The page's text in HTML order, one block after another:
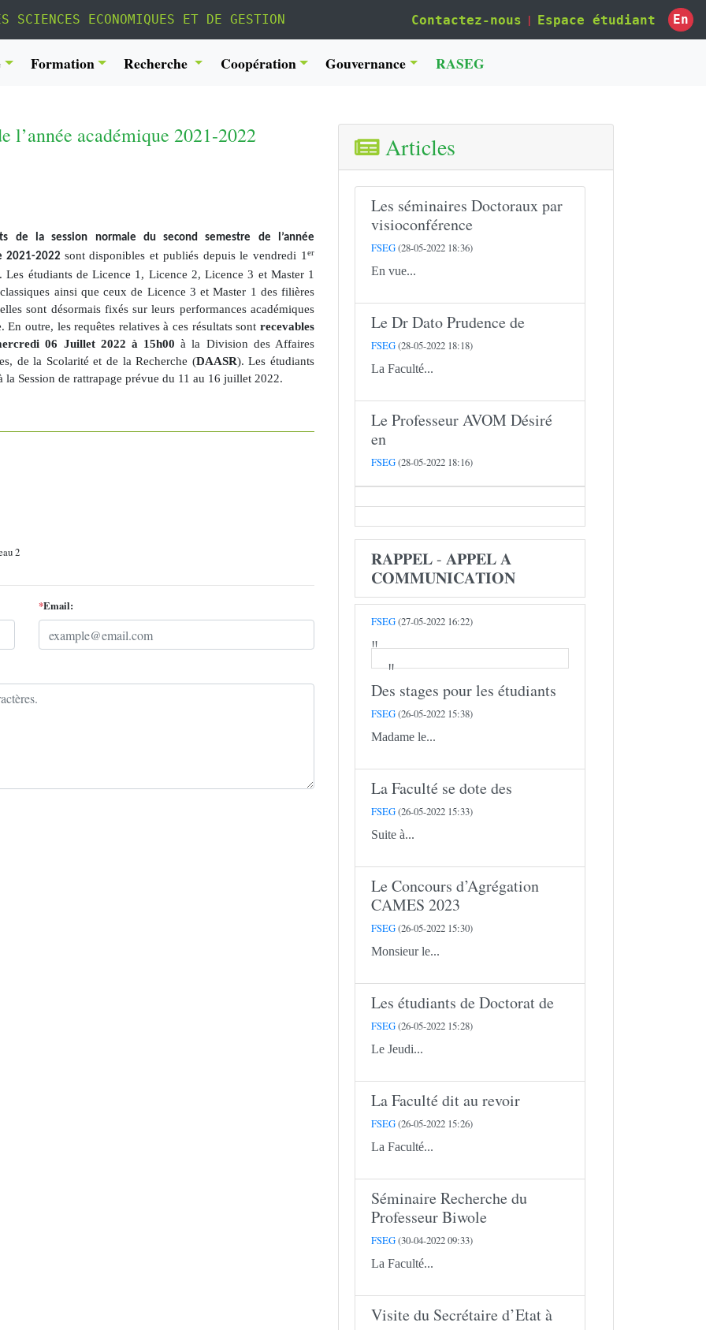
SCIENCES ECONOMIQUES ET DE GESTION Contactez-nous | Espace étudiant En
Formation Recherche Coopération Gouvernance RASEG
l’année académique 2021-2022
de la session normale du second semestre de l’année
2021-2022 sont disponibles et publiés depuis le vendredi 1er
Les étudiants de Licence 1, Licence 2, Licence 3 et Master 1
ainsi que ceux de Licence 3 et Master 1 des filières
sont désormais fixés sur leurs performances académiques
En outre, les requêtes relatives à ces résultats sont recevables
06 Juillet 2022 à 15h00 à la Division des Affaires
de la Scolarité et de la Recherche (DAASR). Les étudiants
Session de rattrapage prévue du 11 au 16 juillet 2022.
2
*Email:
Articles
Les séminaires Doctoraux par
visioconférence
FSEG(28-05-2022 18:36)
En vue...
Le Dr Dato Prudence de
FSEG(28-05-2022 18:18)
La Faculté...
Le Professeur AVOM Désiré
en
FSEG(28-05-2022 18:16)
𝐑𝐀𝐏𝐏𝐄𝐋 - 𝐀𝐏𝐏𝐄𝐋 𝐀
𝐂𝐎𝐌𝐌𝐔𝐍𝐈𝐂𝐀𝐓𝐈𝐎𝐍
FSEG(27-05-2022 16:22)
Des stages pour les étudiants
FSEG(26-05-2022 15:38)
Madame le...
La Faculté se dote des
FSEG(26-05-2022 15:33)
Suite à...
Le Concours d’Agrégation
CAMES 2023
FSEG(26-05-2022 15:30)
Monsieur le...
Les étudiants de Doctorat de
FSEG(26-05-2022 15:28)
Le Jeudi...
La Faculté dit au revoir
FSEG(26-05-2022 15:26)
La Faculté...
Séminaire Recherche du
Professeur Biwole
FSEG(30-04-2022 09:33)
La Faculté...
Visite du Secrétaire d’Etat à